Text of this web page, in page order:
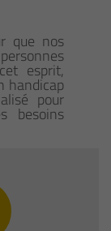
que nos
esprit,
handicap
pour
besoins